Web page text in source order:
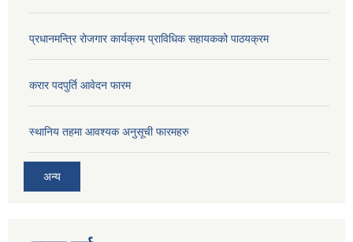
प्रधानमन्त्रि रोजगार कार्यक्रम प्राविधिक सहायकको पाठयक्रम
करार पदपुर्ति आवेदन फारम
स्थानिय तहमा आवश्यक अनुसूची फारमहरु
अन्य